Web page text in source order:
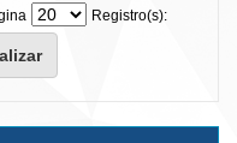
Registro(s):